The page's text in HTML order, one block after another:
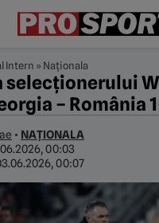
Intern » Naționala
selecționerului
– România
• NAȚIONALA
00:03
00:07